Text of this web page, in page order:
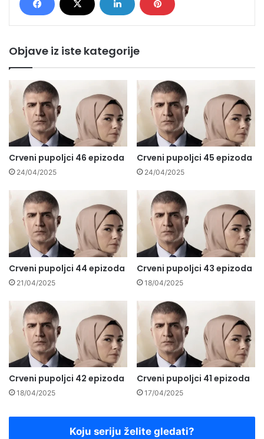
Objave iz iste kategorije
Crveni pupoljci 46 epizoda
24/04/2025
Crveni pupoljci 45 epizoda
24/04/2025
Crveni pupoljci 44 epizoda
21/04/2025
Crveni pupoljci 43 epizoda
18/04/2025
Crveni pupoljci 42 epizoda
18/04/2025
Crveni pupoljci 41 epizoda
17/04/2025
Koju seriju želite gledati?